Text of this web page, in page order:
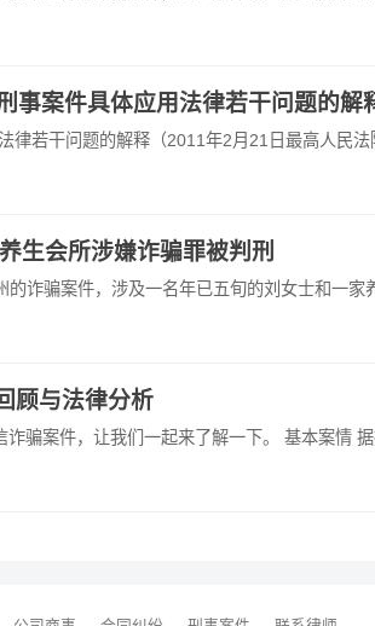
事案件具体应用法律若干问题的解
律若干问题的解释（2011年2月21日最高人民法
生会所涉嫌诈骗罪被判刑
诈骗案件，涉及一名年已五旬的刘女士和一家
顾与法律分析
骗案件，让我们一起来了解一下。 基本案情